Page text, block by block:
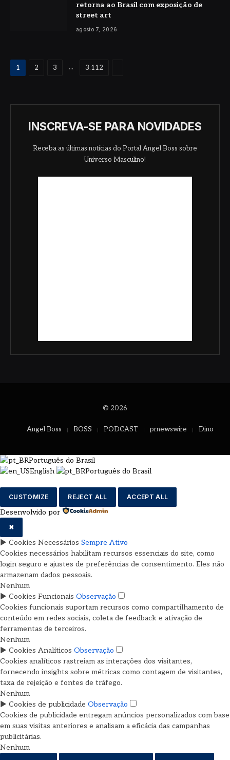
retorna ao Brasil com exposição de
street art
agosto 7, 2026
1 2 3 ... 3.112
INSCREVA-SE PARA NOVIDADES
Receba as últimas notícias do Portal Angel Boss sobre
Universo Masculino!
© 2026
Angel Boss BOSS PODCAST prnewswire Dino
Português do Brasil
English
Português do Brasil
CUSTOMIZE REJECT ALL ACCEPT ALL
Desenvolvido por
✖
► Cookies Necessários Sempre Ativo
Cookies necessários habilitam recursos essenciais do site, como
login seguro e ajustes de preferências de consentimento. Eles não
armazenam dados pessoais.
Nenhum
► Cookies Funcionais Observação
Cookies funcionais suportam recursos como compartilhamento de
conteúdo em redes sociais, coleta de feedback e ativação de
ferramentas de terceiros.
Nenhum
► Cookies Analíticos Observação
Cookies analíticos rastreiam as interações dos visitantes,
fornecendo insights sobre métricas como contagem de visitantes,
taxa de rejeição e fontes de tráfego.
Nenhum
► Cookies de publicidade Observação
Cookies de publicidade entregam anúncios personalizados com base
em suas visitas anteriores e analisam a eficácia das campanhas
publicitárias.
Nenhum